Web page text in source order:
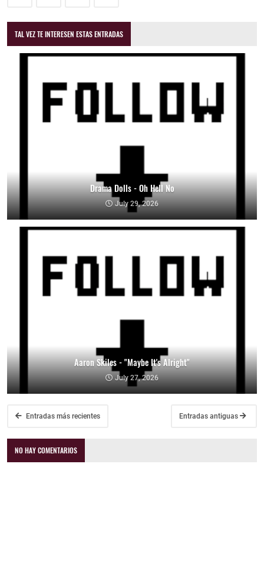
TAL VEZ TE INTERESEN ESTAS ENTRADAS
Drama Dolls - Oh Hell No
July 29, 2026
Aaron Skiles - "Maybe It's Alright"
July 27, 2026
Entradas más recientes Entradas antiguas
NO HAY COMENTARIOS